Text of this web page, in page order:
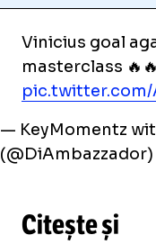
Vinicius goal
masterclass 🔥🔥
pic.twitter.com/
— KeyMomentz
(@DiAmbazzador)
Citește și